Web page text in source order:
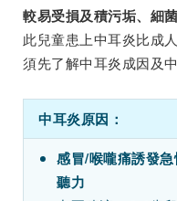
較易受損及積污垢、細菌
此兒童患上中耳炎比成
須先了解中耳炎成因及
中耳炎原因：
感冒/喉嚨痛誘發
聽力